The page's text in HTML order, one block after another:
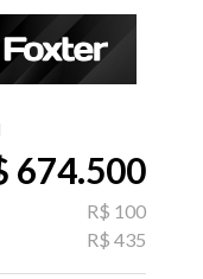
674.500
R$ 100
R$ 435